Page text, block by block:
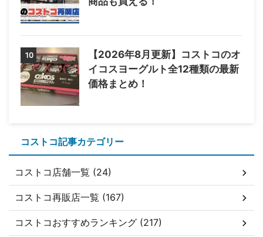
10
【2026年8月更新】コストコのオ
イコスヨーグルト全12種類の最新
価格まとめ！
コストコ記事カテゴリー
コストコ店舗一覧 (24)
コストコ再販店一覧 (167)
コストコおすすめランキング (217)